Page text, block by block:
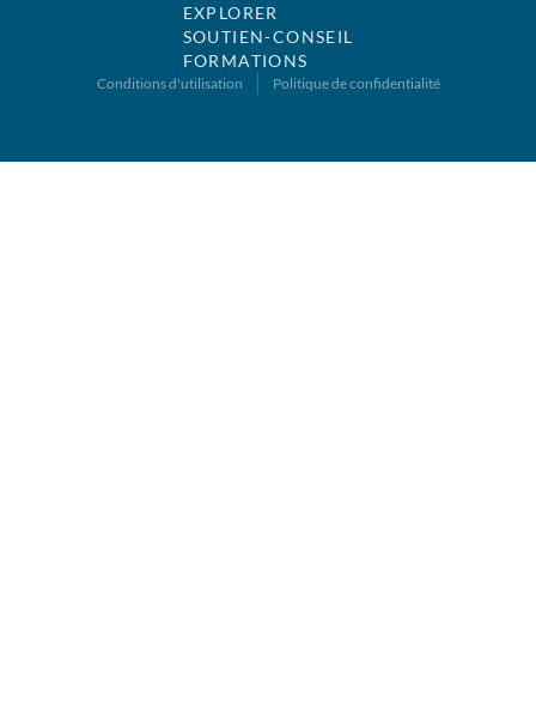
EXPLORER
SOUTIEN-CONSEIL
FORMATIONS
Conditions d'utilisation Politique de confidentialité